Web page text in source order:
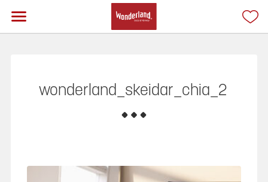
wonderland_skeidar_chia_2